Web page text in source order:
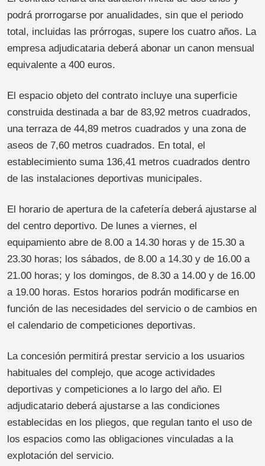
podrá prorrogarse por anualidades, sin que el periodo
total, incluidas las prórrogas, supere los cuatro años. La
empresa adjudicataria deberá abonar un canon mensual
equivalente a 400 euros.
El espacio objeto del contrato incluye una superficie
construida destinada a bar de 83,92 metros cuadrados,
una terraza de 44,89 metros cuadrados y una zona de
aseos de 7,60 metros cuadrados. En total, el
establecimiento suma 136,41 metros cuadrados dentro
de las instalaciones deportivas municipales.
El horario de apertura de la cafetería deberá ajustarse al
del centro deportivo. De lunes a viernes, el
equipamiento abre de 8.00 a 14.30 horas y de 15.30 a
23.30 horas; los sábados, de 8.00 a 14.30 y de 16.00 a
21.00 horas; y los domingos, de 8.30 a 14.00 y de 16.00
a 19.00 horas. Estos horarios podrán modificarse en
función de las necesidades del servicio o de cambios en
el calendario de competiciones deportivas.
La concesión permitirá prestar servicio a los usuarios
habituales del complejo, que acoge actividades
deportivas y competiciones a lo largo del año. El
adjudicatario deberá ajustarse a las condiciones
establecidas en los pliegos, que regulan tanto el uso de
los espacios como las obligaciones vinculadas a la
explotación del servicio.